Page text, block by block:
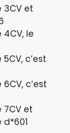
3CV et
le
c’est
c’est
et